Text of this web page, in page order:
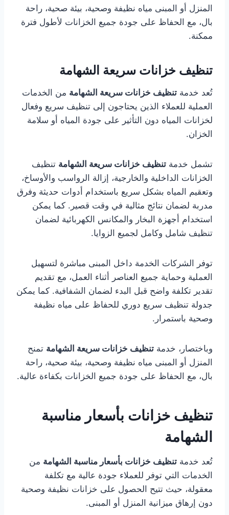
المنزل أو المبنى مياه نظيفة وصحية، بيئة صحية، راحة
بال، مع الحفاظ على جودة جميع الخزانات لأطول فترة
ممكنة.
تنظيف خزانات سريعة الشهامة
تُعد خدمة تنظيف خزانات سريعة الشهامة من الخدمات
العملية للعملاء الذين يحتاجون إلى تنظيف سريع وفعال
لخزانات المياه دون التأثير على جودة المياه أو سلامة
الخزان.
تشمل خدمة تنظيف خزانات سريعة الشهامة تنظيف
الخزانات الداخلية والخارجية، إزالة الرواسب والأوساخ،
وتعقيم المياه بشكل سريع باستخدام أدوات حديثة وفرق
مدربة لضمان نتائج مثالية في وقت قصير. كما يمكن
استخدام أجهزة البخار والمكانس الكهربائية لضمان
تنظيف شامل وكامل لجميع الزوايا.
توفر الشركات الخدمة داخل المبنى مباشرة لتسهيل
العملية وحماية جميع العناصر أثناء العمل، مع تقديم
تقدير تكلفة واضح قبل البدء لضمان الشفافية. كما يمكن
جدولة تنظيف سريع دوري للحفاظ على مياه نظيفة
وصحية باستمرار.
وباختصار، خدمة تنظيف خزانات سريعة الشهامة تمنح
المنزل أو المبنى مياه نظيفة وصحية، بيئة صحية، راحة
بال، مع الحفاظ على جودة جميع الخزانات بكفاءة عالية.
تنظيف خزانات بأسعار مناسبة
الشهامة
تُعد خدمة تنظيف خزانات بأسعار مناسبة الشهامة من
الخدمات التي توفر للعملاء جودة عالية مع تكلفة
معقولة، حيث تتيح الحصول على خزانات نظيفة وصحية
دون إرهاق ميزانية المنزل أو المبنى.